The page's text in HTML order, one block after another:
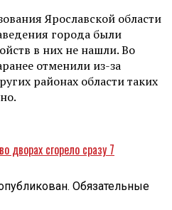
Ярославской области
города были
в них не нашли. Во
отменили из-за
районах области таких
дворах сгорело сразу 7
Обязательные